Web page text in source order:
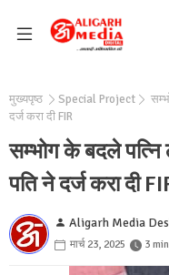
मुख्यपृष्ठ Special Project
दर्ज करा दी FIR
सम्भोग के बदले
पति ने दर्ज करा दी
Aligarh Media
मार्च 23, 2025 3